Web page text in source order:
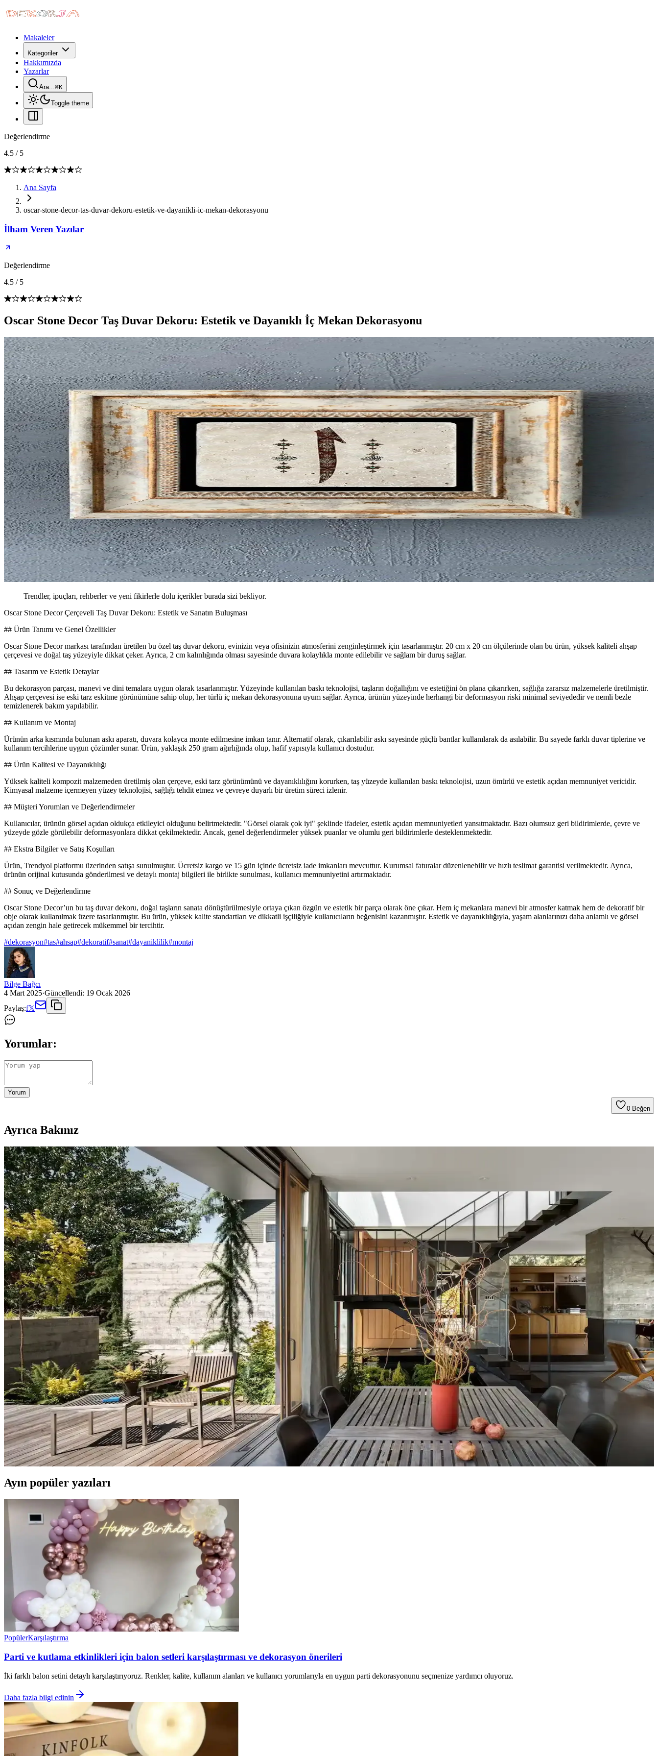
Makaleler
Kategoriler
Hakkımızda
Yazarlar
Ara...⌘K
Toggle theme
Değerlendirme
4.5 / 5
Ana Sayfa
oscar-stone-decor-tas-duvar-dekoru-estetik-ve-dayanikli-ic-mekan-dekorasyonu
İlham Veren Yazılar
Değerlendirme
4.5 / 5
Oscar Stone Decor Taş Duvar Dekoru: Estetik ve Dayanıklı İç Mekan Dekorasyonu
Trendler, ipuçları, rehberler ve yeni fikirlerle dolu içerikler burada sizi bekliyor.
Oscar Stone Decor Çerçeveli Taş Duvar Dekoru: Estetik ve Sanatın Buluşması
## Ürün Tanımı ve Genel Özellikler
Oscar Stone Decor markası tarafından üretilen bu özel taş duvar dekoru, evinizin veya ofisinizin atmosferini zenginleştirmek için tasarlanmıştır. 20 cm x 20 cm ölçülerinde olan bu ürün, yüksek kaliteli ahşap
çerçevesi ve doğal taş yüzeyiyle dikkat çeker. Ayrıca, 2 cm kalınlığında olması sayesinde duvara kolaylıkla monte edilebilir ve sağlam bir duruş sağlar.
## Tasarım ve Estetik Detaylar
Bu dekorasyon parçası, manevi ve dini temalara uygun olarak tasarlanmıştır. Yüzeyinde kullanılan baskı teknolojisi, taşların doğallığını ve estetiğini ön plana çıkarırken, sağlığa zararsız malzemelerle üretilmiştir.
Ahşap çerçevesi ise eski tarz eskitme görünümüne sahip olup, her türlü iç mekan dekorasyonuna uyum sağlar. Ayrıca, ürünün yüzeyinde herhangi bir deformasyon riski minimal seviyededir ve nemli bezle
temizlenerek bakım yapılabilir.
## Kullanım ve Montaj
Ürünün arka kısmında bulunan askı aparatı, duvara kolayca monte edilmesine imkan tanır. Alternatif olarak, çıkarılabilir askı sayesinde güçlü bantlar kullanılarak da asılabilir. Bu sayede farklı duvar tiplerine ve
kullanım tercihlerine uygun çözümler sunar. Ürün, yaklaşık 250 gram ağırlığında olup, hafif yapısıyla kullanıcı dostudur.
## Ürün Kalitesi ve Dayanıklılığı
Yüksek kaliteli kompozit malzemeden üretilmiş olan çerçeve, eski tarz görünümünü ve dayanıklılığını korurken, taş yüzeyde kullanılan baskı teknolojisi, uzun ömürlü ve estetik açıdan memnuniyet vericidir.
Kimyasal malzeme içermeyen yüzey teknolojisi, sağlığı tehdit etmez ve çevreye duyarlı bir üretim süreci izlenir.
## Müşteri Yorumları ve Değerlendirmeler
Kullanıcılar, ürünün görsel açıdan oldukça etkileyici olduğunu belirtmektedir. "Görsel olarak çok iyi" şeklinde ifadeler, estetik açıdan memnuniyetleri yansıtmaktadır. Bazı olumsuz geri bildirimlerde, çevre ve
yüzeyde gözle görülebilir deformasyonlara dikkat çekilmektedir. Ancak, genel değerlendirmeler yüksek puanlar ve olumlu geri bildirimlerle desteklenmektedir.
## Ekstra Bilgiler ve Satış Koşulları
Ürün, Trendyol platformu üzerinden satışa sunulmuştur. Ücretsiz kargo ve 15 gün içinde ücretsiz iade imkanları mevcuttur. Kurumsal faturalar düzenlenebilir ve hızlı teslimat garantisi verilmektedir. Ayrıca,
ürünün orijinal kutusunda gönderilmesi ve detaylı montaj bilgileri ile birlikte sunulması, kullanıcı memnuniyetini artırmaktadır.
## Sonuç ve Değerlendirme
Oscar Stone Decor’un bu taş duvar dekoru, doğal taşların sanata dönüştürülmesiyle ortaya çıkan özgün ve estetik bir parça olarak öne çıkar. Hem iç mekanlara manevi bir atmosfer katmak hem de dekoratif bir
obje olarak kullanılmak üzere tasarlanmıştır. Bu ürün, yüksek kalite standartları ve dikkatli işçiliğiyle kullanıcıların beğenisini kazanmıştır. Estetik ve dayanıklılığıyla, yaşam alanlarınızı daha anlamlı ve görsel
açıdan zengin hale getirecek mükemmel bir tercihtir.
#dekorasyon#tas#ahsap#dekoratif#sanat#dayaniklilik#montaj
Bilge Bağcı
4 Mart 2025·Güncellendi: 19 Ocak 2026
Paylaş:f𝕏
Yorumlar:
Yorum
0 Beğen
Ayrıca Bakınız
Koltuk ve Aksesuar Sandalyelerde Renk Uyumu ve Dekorasyonda Görsel Denge Sağlama Yöntemleri
Koltuk ve aksesuar sandalyelerde renk uyumsuzluğu görsel rekabete yol açabilir. Halı, perde, yastık ve mobilya yerleşimi ile renkler dengelenerek mekanın estetik bütünlüğü sağlanır.
Duvar Rengiyle Uyumlu Perde Seçimi: Yeşil, Turuncu ve Kahverenginin Mekâna Etkisi
Duvar rengine uyumlu perde seçimi, mekânın atmosferini belirler. Yeşil tonlar doğal sakinlik sunarken, turuncu ve kahverengi sıcaklık katar. Kalın keten ve karartma perdeler ışık kontrolünde avantaj sağlar.
Yatak Odası Duvar Rengi Seçiminde Işık ve Tonların Önemi ve Etkileri
Yatak odası duvar renginin seçimi, ışık koşulları, zemin ve pencere yerleşimi gibi faktörlerle uyumlu olmalıdır. Sıcak-soğuk kahverengi ve yeşil tonları farklı atmosferler yaratır. Renk örnekleri farklı ışık
koşullarında test edilmelidir.
Kahvaltı Köşeleri İçin Sandalye Seçenekleri ve Dekorasyon İpuçları
Kahvaltı köşelerinde ahşap ve sentetik deri sandalyeler, dayanıklılık ve temizlik kolaylığı sunar. Minder ve özel tasarım halılarla konfor ve estetik dengelenir, mekanın atmosferi güçlenir.
Perde Rengine Uyumlu Nevresim Seçimi: Renk ve Desenlerle Dekorasyonda Denge Sağlama
Perde ve nevresim uyumu, krem ve magnolia tonlarındaki odalarda mekanın estetiğini artırır. Kırmızı, kahverengi ve turuncu tonlarıyla uyumlu renk ve desen önerileri sunulmaktadır.
Ev Dekorasyonunda Denge ve Fonksiyonellik: Renk Uyumu, Mobilya Yerleşimi ve Estetik İncelemesi
Reddit tartışması üzerinden ev dekorasyonunda renk uyumu, mobilya yerleşimi ve aksesuar dengesi gibi unsurların yaşam alanlarının estetik ve fonksiyonelliğini nasıl etkilediği inceleniyor.
Hermes Dekor Ürünleri İncelemesi: Ella'dan Alışveriş ve Ürün Kalitesi Değerlendirmesi
Ella satıcısından alınan Hermes dekor ürünleri, yüksek deri kalitesi ve detaylı işçiliğiyle öne çıkıyor. Ürünlerin boyutları beklentileri aşarken, fiyat ve orijinallik tartışmaları da dikkat çekiyor.
Veranda Dekorasyonunda Bitki Seçimi, Aydınlatma ve Mobilya Düzenlemeleriyle Estetik İyileştirme Yöntemleri
Veranda dekorasyonunda bitkiler, halılar, aydınlatma ve mobilyaların uyumlu kullanımı mekânı daha davetkâr ve fonksiyonel kılar. Doğru seçimler verandanın atmosferini ve dış görünümünü güçlendirir.
Ayın popüler yazıları
PopülerKarşılaştırma
Parti ve kutlama etkinlikleri için balon setleri karşılaştırması ve dekorasyon önerileri
İki farklı balon setini detaylı karşılaştırıyoruz. Renkler, kalite, kullanım alanları ve kullanıcı yorumlarıyla en uygun parti dekorasyonunu seçmenize yardımcı oluyoruz.
Daha fazla bilgi edinin